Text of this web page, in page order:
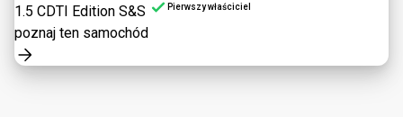
1.5 CDTI Edition S&S
Pierwszy właściciel
poznaj ten samochód